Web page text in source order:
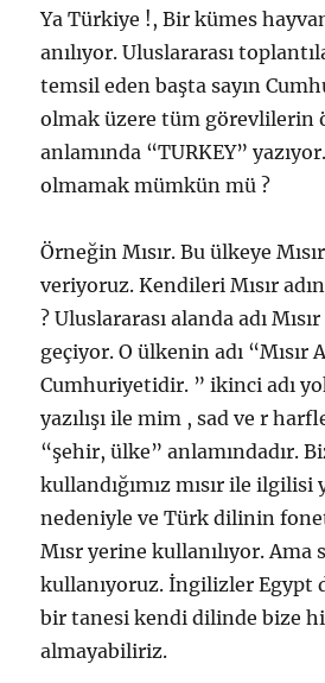
Ya Türkiye !, Bir kümes
anılıyor. Uluslararası
temsil eden başta sayın
olmak üzere tüm görevlilerin
anlamında “TURKEY”
olmamak mümkün mü ?
Örneğin Mısır. Bu ülkeye
veriyoruz. Kendileri Mısır
? Uluslararası alanda adı
geçiyor. O ülkenin adı “Mısır
Cumhuriyetidir. ” ikinci adı
yazılışı ile mim , sad ve r
“şehir, ülke” anlamındadır.
kullandığımız mısır ile
nedeniyle ve Türk dilinin
Mısr yerine kullanılıyor. Ama
kullanıyoruz. İngilizler Egypt
bir tanesi kendi dilinde bize
almayabiliriz.